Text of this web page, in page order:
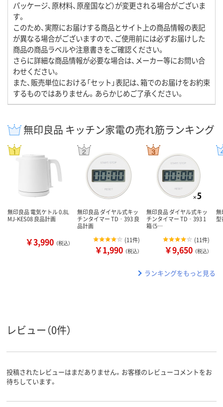
パッケージ、原材料、原産国など）が変更される場合がございま
す。
このため、実際にお届けする商品とサイト上の商品情報の表記
が異なる場合がございますので、ご使用前には必ずお届けした
商品の商品ラベルや注意書きをご確認ください。
さらに詳細な商品情報が必要な場合は、メーカー等にお問い合
わせください。
また、販売単位における「セット」表記は、箱でのお届けをお約束
するものではありません。あらかじめご了承ください。
無印良品 キッチン家電の売れ筋ランキング
無印良品 電気ケトル 0.8L
MJ-KES08 良品計画
￥3,990 （税込）
無印良品 ダイヤル式キッ
チンタイマー TD‐393 良
品計画
(11件)
￥1,990 （税込）
無印良品 ダイヤル式キッ
チンタイマー TD‐393 1
箱（5…
(11件)
￥9,650 （税込）
無
型
ランキングをもっと見る
レビュー（0件）
投稿されたレビューはまだありません。お客様のレビューコメントをお
待ちしています。